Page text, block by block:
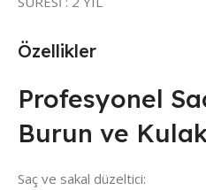
Özellikler
Profesyonel
Burun ve
Saç ve sakal düzeltici: